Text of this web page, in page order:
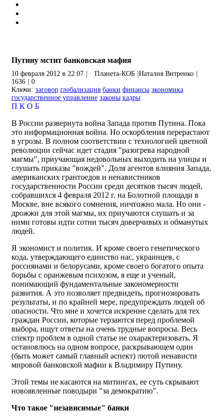
Путину мстит банковская мафия
10 февраля 2012 в 22:07 Планета-КОБ Наталия Витренко
1636
0
Ключи: заговор глобализация банки финансы экономика
государственное управление законы кадры
П К О Б
В России развернута война Запада против Путина. Пока
это информационная война. Но оскорбления перерастают
в угрозы. В полном соответствии с технологией цветной
революции сейчас идет стадия "разогрева народной
магмы", приучающая недовольных выходить на улицы и
слушать приказы "вождей". Доля агентов влияния Запада,
американских грантоедов и ненавистников
государственности России среди десятков тысяч людей,
собравшихся 4 февраля 2012 г. на Болотной площади в
Москве, вне всякого сомнения, ничтожно мала. Но они -
дрожжи для этой магмы, их приучаются слушать и за
ними готовы идти сотни тысяч доверчивых и обманутых
людей.
Я экономист и политик. И кроме своего генетического
кода, утверждающего единство нас, украинцев, с
россиянами и белорусами, кроме своего богатого опыта
борьбы с оранжевым психозом, я еще и ученый,
понимающий фундаментальные закономерности
развития. А это позволяет предвидеть, прогнозировать
результаты, и по крайней мере, предупреждать людей об
опасности. Что мне и хочется искренне сделать для тех
граждан России, которые терзаются перед проблемой
выбора, ищут ответы на очень трудные вопросы. Весь
спектр проблем в одной статье не охарактеризовать. Я
остановлюсь на одном вопросе, раскрывающем один
(быть может самый главный аспект) лютой ненависти
мировой банковской мафии к Владимиру Путину.
Этой темы не касаются на митингах, ее суть скрывают
новоявленные поводыри "за демократию".
Что такое "независимые" банки